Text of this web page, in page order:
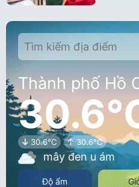
Thành phố Hồ
30.6°C 30.6°C
mây đen u ám
Độ ẩm